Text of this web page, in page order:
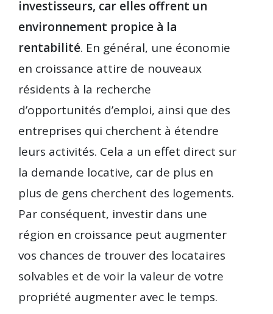
investisseurs, car elles offrent un
environnement propice à la
rentabilité. En général, une économie
en croissance attire de nouveaux
résidents à la recherche
d’opportunités d’emploi, ainsi que des
entreprises qui cherchent à étendre
leurs activités. Cela a un effet direct sur
la demande locative, car de plus en
plus de gens cherchent des logements.
Par conséquent, investir dans une
région en croissance peut augmenter
vos chances de trouver des locataires
solvables et de voir la valeur de votre
propriété augmenter avec le temps.